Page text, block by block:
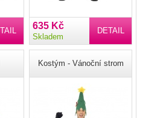
DETAIL
635 Kč
Skladem
Kostým - Vánoční strom